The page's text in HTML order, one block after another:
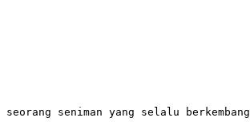
seorang seniman yang selalu